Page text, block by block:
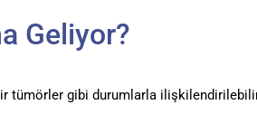
Geliyor?
tümörler gibi durumlarla